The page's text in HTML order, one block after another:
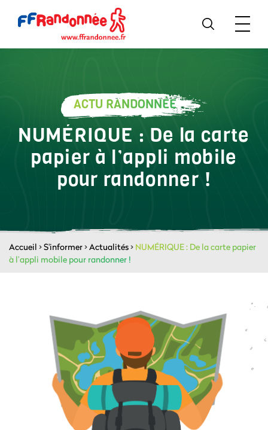
ACTU RANDONNÉE
NUMÉRIQUE : De la carte
papier à l’appli mobile
pour randonner !
Accueil >S'informer>Actualités> NUMÉRIQUE : De la carte papier
à l’appli mobile pour randonner !